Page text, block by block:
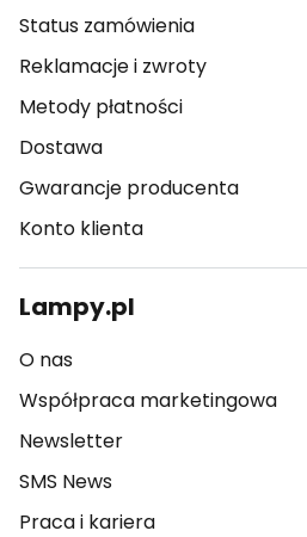
Status zamówienia
Reklamacje i zwroty
Metody płatności
Dostawa
Gwarancje producenta
Konto klienta
Lampy.pl
O nas
Współpraca marketingowa
Newsletter
SMS News
Praca i kariera